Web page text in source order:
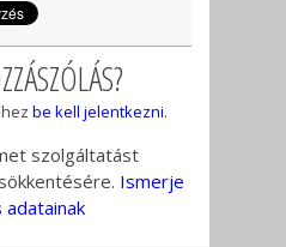
be kell jelentkezni.
szolgáltatást
Ismerje
adatainak